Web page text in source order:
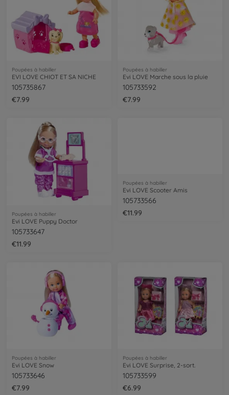
Poupées à habiller
EVI LOVE CHIOT ET SA NICHE
105735867
€7.99
Poupées à habiller
Evi LOVE Marche sous la pluie
105733592
€7.99
Poupées à habiller
Evi LOVE Puppy Doctor
105733647
€11.99
Poupées à habiller
Poupées à habiller
Evi LOVE Snow
105733646
€7.99
Poupées à habiller
Evi LOVE Surprise, 2-sort.
105733599
€6.99